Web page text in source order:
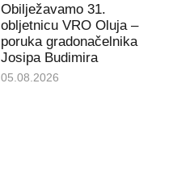
Obilježavamo 31.
obljetnicu VRO Oluja –
poruka gradonačelnika
Josipa Budimira
05.08.2026